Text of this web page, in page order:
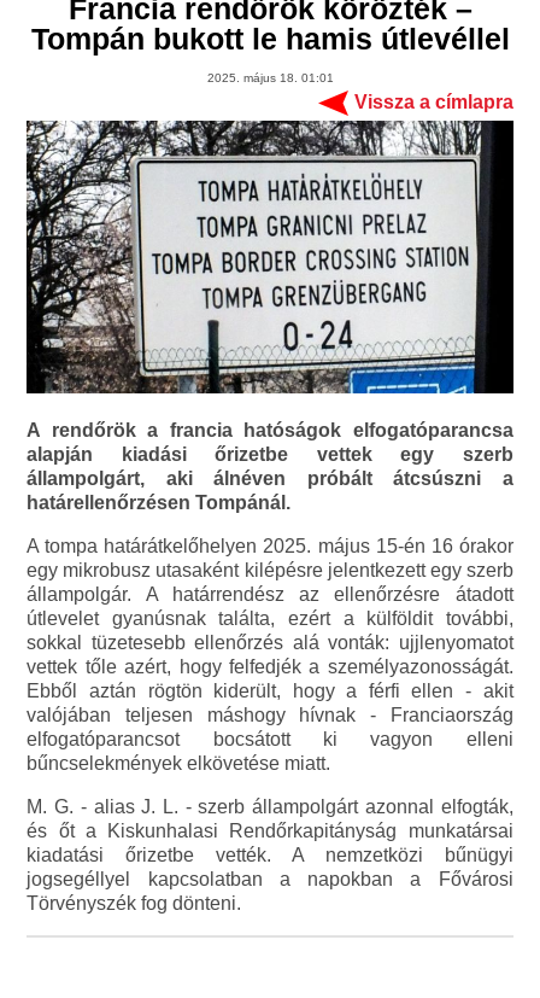
Francia rendőrök körözték –
Tompán bukott le hamis útlevéllel
2025. május 18. 01:01
Vissza a címlapra
A rendőrök a francia hatóságok elfogatóparancsa
alapján kiadási őrizetbe vettek egy szerb
állampolgárt, aki álnéven próbált átcsúszni a
határellenőrzésen Tompánál.
A tompa határátkelőhelyen 2025. május 15-én 16 órakor
egy mikrobusz utasaként kilépésre jelentkezett egy szerb
állampolgár. A határrendész az ellenőrzésre átadott
útlevelet gyanúsnak találta, ezért a külföldit további,
sokkal tüzetesebb ellenőrzés alá vonták: ujjlenyomatot
vettek tőle azért, hogy felfedjék a személyazonosságát.
Ebből aztán rögtön kiderült, hogy a férfi ellen - akit
valójában teljesen máshogy hívnak - Franciaország
elfogatóparancsot bocsátott ki vagyon elleni
bűncselekmények elkövetése miatt.
M. G. - alias J. L. - szerb állampolgárt azonnal elfogták,
és őt a Kiskunhalasi Rendőrkapitányság munkatársai
kiadatási őrizetbe vették. A nemzetközi bűnügyi
jogsegéllyel kapcsolatban a napokban a Fővárosi
Törvényszék fog dönteni.